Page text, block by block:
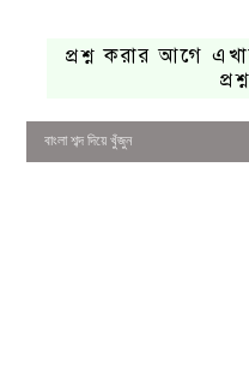
প্রশ্ন করার আগে